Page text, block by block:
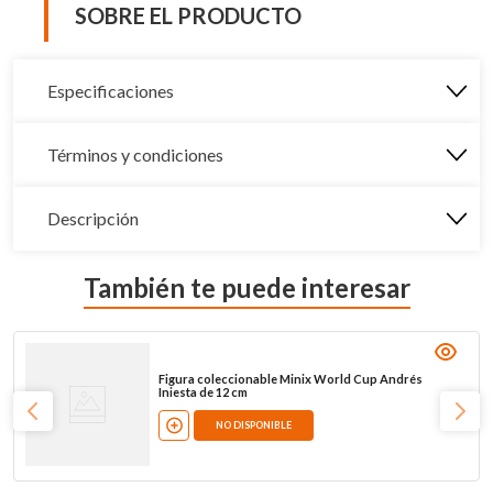
SOBRE EL PRODUCTO
Especificaciones
Términos y condiciones
Descripción
También te puede interesar
Figura coleccionable Minix World Cup Andrés
Iniesta de 12 cm
NO DISPONIBLE